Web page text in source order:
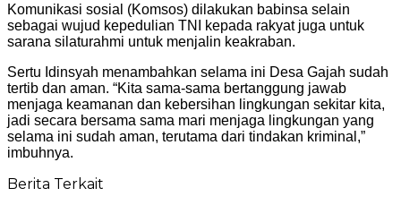
Komunikasi sosial (Komsos) dilakukan babinsa selain
sebagai wujud kepedulian TNI kepada rakyat juga untuk
sarana silaturahmi untuk menjalin keakraban.
Sertu Idinsyah menambahkan selama ini Desa Gajah sudah
tertib dan aman. “Kita sama-sama bertanggung jawab
menjaga keamanan dan kebersihan lingkungan sekitar kita,
jadi secara bersama sama mari menjaga lingkungan yang
selama ini sudah aman, terutama dari tindakan kriminal,”
imbuhnya.
Berita Terkait